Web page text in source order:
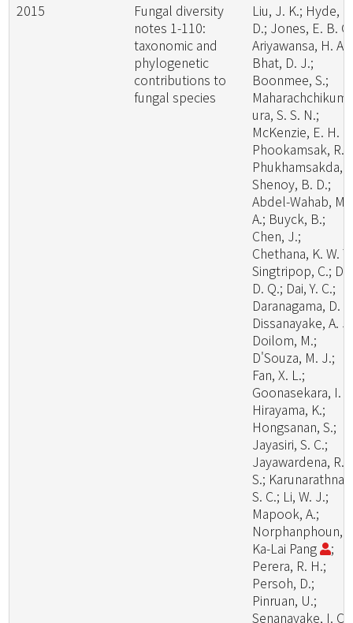
2015
Fungal diversity
notes 1-110:
taxonomic and
phylogenetic
contributions to
fungal species
Liu, J. K.; Hyde,
D.; Jones, E. B.
Ariyawansa, H. A.;
Bhat, D. J.;
Boonmee, S.;
ura, S. S. N.;
McKenzie, E. H.
Phookamsak, R.;
Phukhamsakda,
Shenoy, B. D.;
Abdel-Wahab, M.
A.; Buyck, B.;
Chen, J.;
Chethana, K. W.
Singtripop, C.;
D. Q.; Dai, Y. C.;
Daranagama, D.
Dissanayake, A.
Doilom, M.;
D'Souza, M. J.;
Fan, X. L.;
Goonasekara, I.
Hirayama, K.;
Hongsanan, S.;
Jayasiri, S. C.;
Jayawardena, R.
S.; Karunarathna,
S. C.; Li, W. J.;
Mapook, A.;
Norphanphoun,
Ka-Lai Pang
;
Perera, R. H.;
Persoh, D.;
Pinruan, U.;
Senanayake, I. C.;